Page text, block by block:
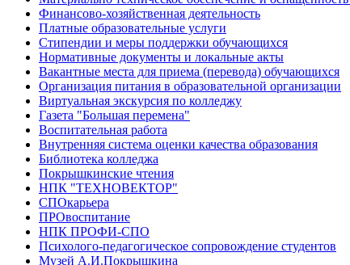
Финансово-хозяйственная деятельность
Платные образовательные услуги
Стипендии и меры поддержки обучающихся
Нормативные документы и локальные акты
Вакантные места для приема (перевода) обучающихся
Организация питания в образовательной организации
Виртуальная экскурсия по колледжу
Газета "Большая перемена"
Воспитательная работа
Внутренняя система оценки качества образования
Библиотека колледжа
Покрышкинские чтения
НПК "ТЕХНОВЕКТОР"
СПОкарьера
ПРОвоспитание
НПК ПРОФИ-СПО
Психолого-педагогическое сопровождение студентов
Музей А.И.Покрышкина